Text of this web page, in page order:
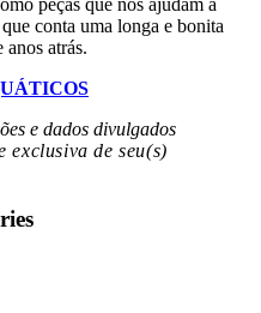
conta uma longa e bonita
atrás.
e dados divulgados
exclusiva de seu(s)